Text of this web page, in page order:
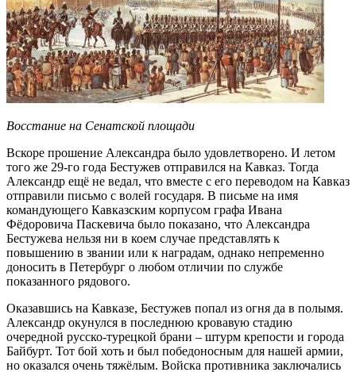
Восстание на Сенатской площади
Вскоре прошение Александра было удовлетворено. И летом
того же 29-го года Бестужев отправился на Кавказ. Тогда
Александр ещё не ведал, что вместе с его переводом на Кавказ
отправили письмо с волей государя. В письме на имя
командующего Кавказским корпусом графа Ивана
Фёдоровича Паскевича было показано, что Александра
Бестужева нельзя ни в коем случае представлять к
повышению в звании или к наградам, однако непременно
доносить в Петербург о любом отличии по службе
показанного рядового.
Оказавшись на Кавказе, Бестужев попал из огня да в полымя.
Александр окунулся в последнюю кровавую стадию
очередной русско-турецкой брани – штурм крепости и города
Байбурт. Тот бой хоть и был победоносным для нашей армии,
но оказался очень тяжёлым. Войска противника заключались